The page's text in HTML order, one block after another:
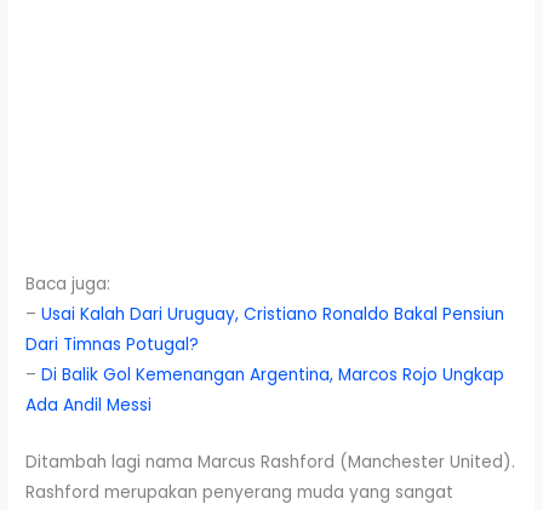
Baca juga:
–Usai Kalah Dari Uruguay, Cristiano Ronaldo Bakal Pensiun
Dari Timnas Potugal?
–Di Balik Gol Kemenangan Argentina, Marcos Rojo Ungkap
Ada Andil Messi
Ditambah lagi nama Marcus Rashford (Manchester United).
Rashford merupakan penyerang muda yang sangat